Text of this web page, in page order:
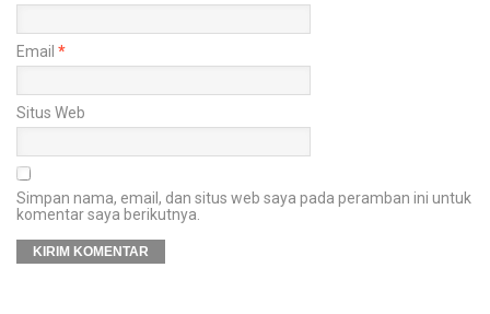
Email *
Situs Web
Simpan nama, email, dan situs web saya pada peramban ini untuk
komentar saya berikutnya.